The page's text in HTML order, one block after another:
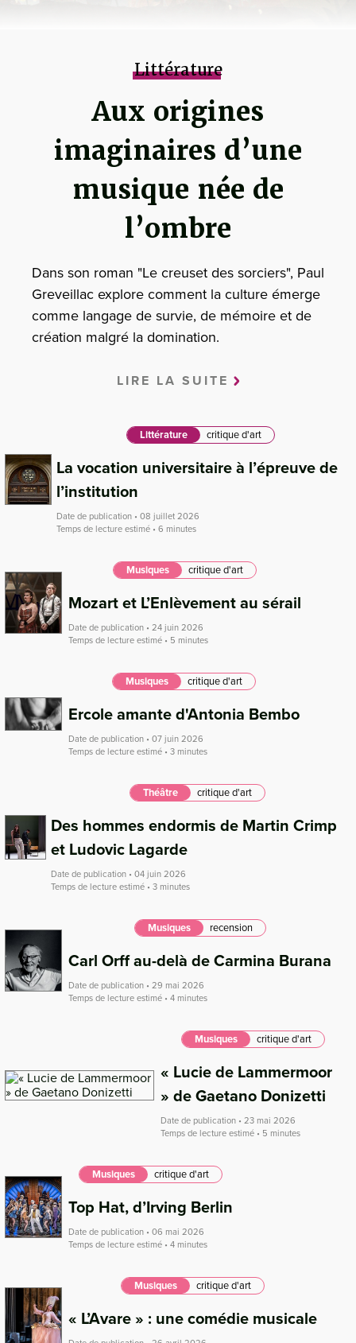
Littérature
Aux origines
imaginaires d’une
musique née de
l’ombre
Dans son roman "Le creuset des sorciers", Paul
Greveillac explore comment la culture émerge
comme langage de survie, de mémoire et de
création malgré la domination.
LIRE LA SUITE
Littérature critique d'art
La vocation universitaire à l’épreuve de
l’institution
Date de publication • 08 juillet 2026
Temps de lecture estimé • 6 minutes
Musiques critique d'art
Mozart et L’Enlèvement au sérail
Date de publication • 24 juin 2026
Temps de lecture estimé • 5 minutes
Musiques critique d'art
Ercole amante d'Antonia Bembo
Date de publication • 07 juin 2026
Temps de lecture estimé • 3 minutes
Théâtre critique d'art
Des hommes endormis de Martin Crimp
et Ludovic Lagarde
Date de publication • 04 juin 2026
Temps de lecture estimé • 3 minutes
Musiques recension
Carl Orff au-delà de Carmina Burana
Date de publication • 29 mai 2026
Temps de lecture estimé • 4 minutes
Musiques critique d'art
« Lucie de Lammermoor
» de Gaetano Donizetti
Date de publication • 23 mai 2026
Temps de lecture estimé • 5 minutes
Musiques critique d'art
Top Hat, d’Irving Berlin
Date de publication • 06 mai 2026
Temps de lecture estimé • 4 minutes
Musiques critique d'art
« L’Avare » : une comédie musicale